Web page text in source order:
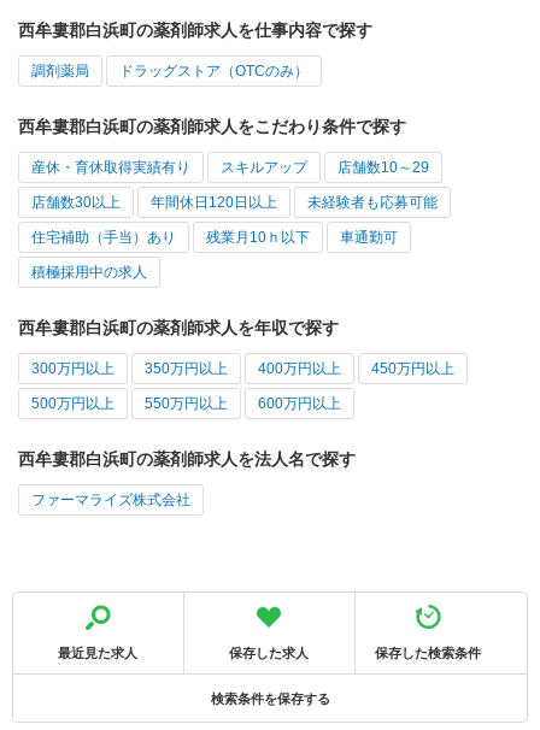
西牟婁郡白浜町の薬剤師求人を仕事内容で探す
調剤薬局 ドラッグストア（OTCのみ）
西牟婁郡白浜町の薬剤師求人をこだわり条件で探す
産休・育休取得実績有り スキルアップ 店舗数10～29
店舗数30以上 年間休日120日以上 未経験者も応募可能
住宅補助（手当）あり 残業月10ｈ以下 車通勤可
積極採用中の求人
西牟婁郡白浜町の薬剤師求人を年収で探す
300万円以上 350万円以上 400万円以上 450万円以上
500万円以上 550万円以上 600万円以上
西牟婁郡白浜町の薬剤師求人を法人名で探す
ファーマライズ株式会社
最近見た求人 保存した求人 保存した検索条件
検索条件を保存する